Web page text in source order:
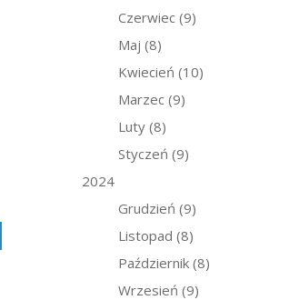
Czerwiec (9)
Maj (8)
Kwiecień (10)
Marzec (9)
Luty (8)
Styczeń (9)
2024
Grudzień (9)
Listopad (8)
Październik (8)
Wrzesień (9)